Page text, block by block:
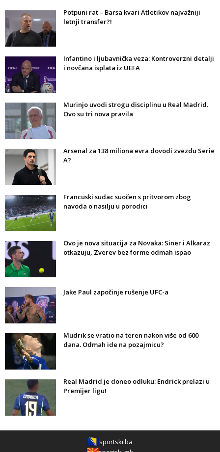
Potpuni rat – Barsa kvari Atletikov najvažniji
letnji transfer?!
Infantino i ljubavnička veza: Kontroverzni detalji
i novčana isplata iz UEFA
Murinjo uvodi strogu disciplinu u Real Madrid.
Ovo su tri nova pravila
Arsenal za 138 miliona evra dovodi zvezdu Serie
A?
Francuski sudac suočen s pritvorom zbog
navoda o nasilju u porodici
Ovo je nova situacija za Novaka: Siner i Alkaraz
otkazuju, Zverev bez forme odmah ispao
Jake Paul započinje rušenje UFC-a
Mudrik se vratio na teren nakon više od 600
dana. Odmah ide na pozajmicu?
Real Madrid je doneo odluku: Endrick prelazi u
Premijer ligu!
sportski.ba